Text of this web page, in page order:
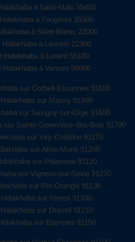
à Saint-Malo 35400
à Fougères 35300
à Saint-Brieuc 22000
Hdiakhaba à Lannion 22300
Hdiakhaba à Lorient 56100
Hdiakhaba à Vannes 56000
sur Corbeil-Essonnes 91100
sur Massy 91300
sur Savigny-sur-Orge 91600
sur Sainte-Geneviève-des-Bois 91700
sur Viry-Châtillon 91170
sur Athis-Mons 91200
sur Palaiseau 91120
sur Vigneux-sur-Seine 91270
sur Ris-Orangis 91130
sur Yerres 91330
sur Draveil 91210
sur Étampes 91150